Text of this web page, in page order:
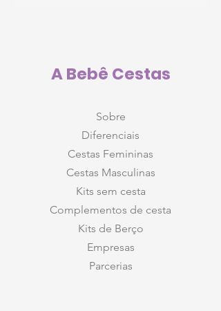
A Bebê Cestas
Sobre
Diferenciais
Cestas Femininas
Cestas Masculinas
Kits sem cesta
Complementos de cesta
Kits de Berço
Empresas
Parcerias